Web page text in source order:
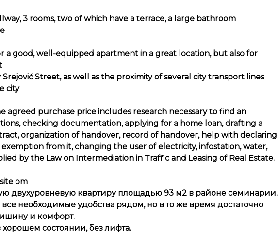
3 rooms, two of which have a terrace, a large bathroom
a good, well-equipped apartment in a great location, but also for
Street, as well as the proximity of several city transport lines
city
agreed purchase price includes research necessary to find an
checking documentation, applying for a home loan, drafting a
organization of handover, record of handover, help with declaring
from it, changing the user of electricity, infostation, water,
by the Law on Intermediation in Traffic and Leasing of Real Estate.
om
двухуровневую квартиру площадью 93 м2 в районе семинарии.
необходимые удобства рядом, но в то же время достаточно
и комфорт.
состоянии, без лифта.